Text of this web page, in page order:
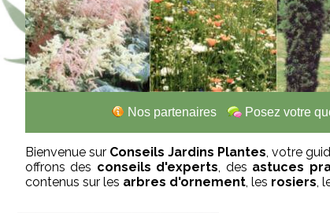
Nos partenaires Posez votre
Bienvenue sur Conseils Jardins Plantes, votre
offrons des conseils d'experts, des astuces
contenus sur les arbres d'ornement, les rosiers,